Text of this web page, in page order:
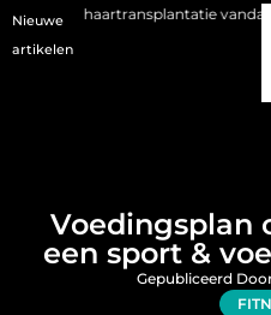
Nieuwe
artikelen
vandaag de dag kan
Voedingsplan
een sport &
Gepubliceerd